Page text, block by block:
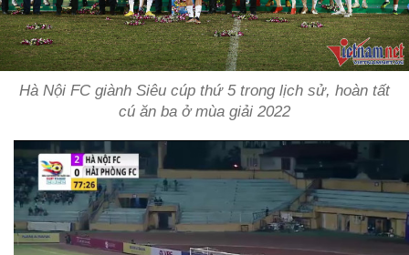
Hà Nội FC giành Siêu cúp thứ 5 trong lịch sử, hoàn tất
cú ăn ba ở mùa giải 2022